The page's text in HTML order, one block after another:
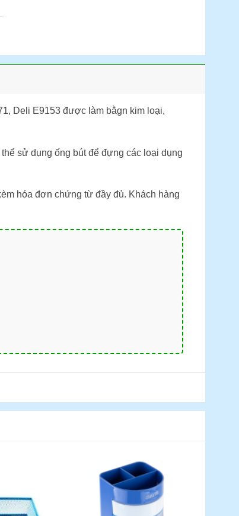
Deli E9153 được làm bằgn kim loại,
sử dụng ống bút để đựng các loại dụng
hóa đơn chứng từ đầy đủ. Khách hàng